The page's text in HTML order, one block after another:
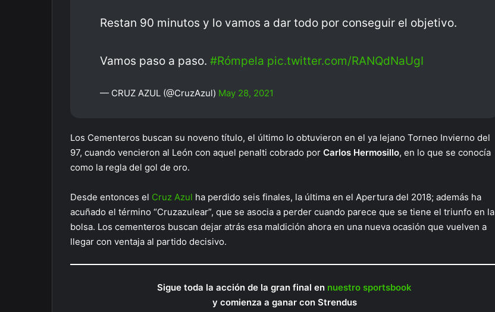
Restan 90 minutos y lo vamos a dar todo por conseguir el objetivo.
Vamos paso a paso. #Rómpela pic.twitter.com/RANQdNaUgI
— CRUZ AZUL (@CruzAzul) May 28, 2021
Los Cementeros buscan su noveno título, el último lo obtuvieron en el ya lejano Torneo Invierno del
97, cuando vencieron al León con aquel penalti cobrado por Carlos Hermosillo, en lo que se conocía
como la regla del gol de oro.
Desde entonces el Cruz Azul ha perdido seis finales, la última en el Apertura del 2018; además ha
acuñado el término “Cruzazulear”, que se asocia a perder cuando parece que se tiene el triunfo en la
bolsa. Los cementeros buscan dejar atrás esa maldición ahora en una nueva ocasión que vuelven a
llegar con ventaja al partido decisivo.
Sigue toda la acción de la gran final en nuestro sportsbook
y comienza a ganar con Strendus